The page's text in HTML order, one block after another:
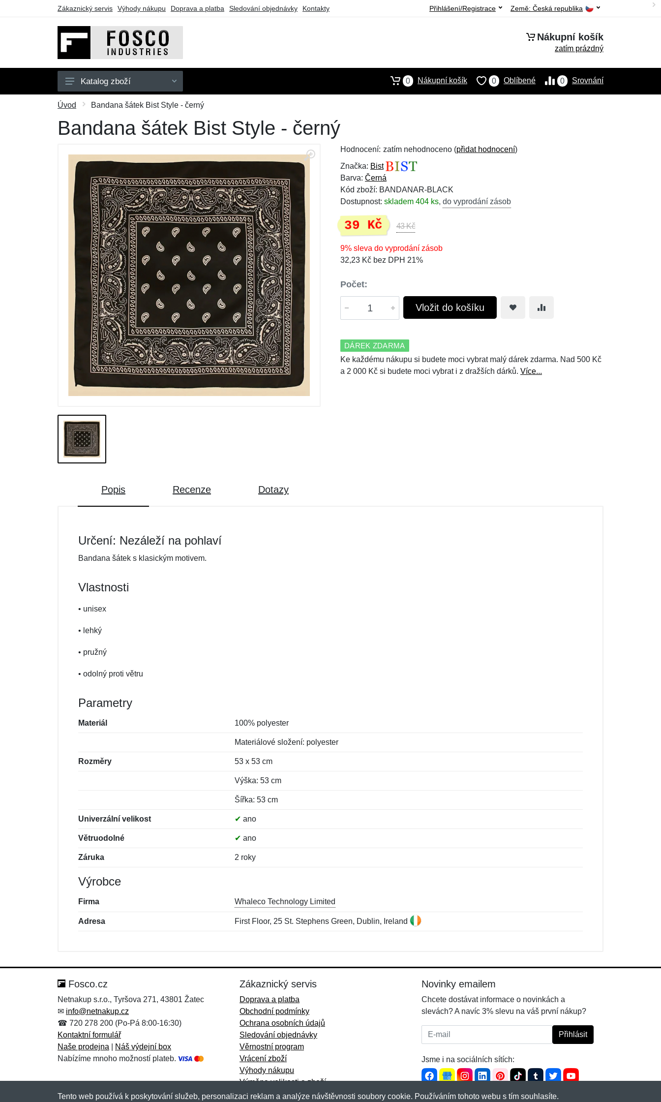
Zákaznický servis Výhody nákupu Doprava a platba Sledování objednávky Kontakty Země: Česká republika
Přihlášení/Registrace
Nákupní košík
zatím prázdný
Dětské
Doplňky
Batohy a tašky
Taktické vybavení
Dárkové poukazy
Výprodej
Katalog zboží 0 Srovnání
0 Oblíbené
0 Nákupní košík
Úvod Bandana šátek Bist Style - černý
Bandana šátek Bist Style - černý
Hodnocení: zatím nehodnoceno (přidat hodnocení)
Značka: Bist
Barva: Černá
Kód zboží: BANDANAR-BLACK
Dostupnost: skladem 404 ks, do vyprodání zásob
39 Kč 43 Kč
9% sleva do vyprodání zásob
32,23 Kč bez DPH 21%
Počet:
Vložit do košíku
DÁREK ZDARMA
Ke každému nákupu si budete moci vybrat malý dárek zdarma. Nad 500 Kč
a 2 000 Kč si budete moci vybrat i z dražších dárků. Více...
Popis Recenze Dotazy
Určení: Nezáleží na pohlaví
Bandana šátek s klasickým motivem.
Vlastnosti
• unisex
• lehký
• pružný
• odolný proti větru
Parametry
Materiál 100% polyester
Materiálové složení: polyester
Rozměry 53 x 53 cm
Výška: 53 cm
Šířka: 53 cm
Univerzální velikost ✔ ano
Větruodolné ✔ ano
Záruka 2 roky
Výrobce
Firma Whaleco Technology Limited
Adresa First Floor, 25 St. Stephens Green, Dublin, Ireland
Zpráva*
Zpráva*
Fosco.cz
Netnakup s.r.o., Tyršova 271, 43801 Žatec
✉ info@netnakup.cz
☎ 720 278 200 (Po-Pá 8:00-16:30)
Kontaktní formulář
Naše prodejna
Náš výdejní box
Nabízíme mnoho možností plateb.
Zákaznický servis
Doprava a platba
Obchodní podmínky
Ochrana osobních údajů
Sledování objednávky
Věrnostní program
Vrácení zboží
Výhody nákupu
Výměna velikosti a zboží
Více informací...
Novinky emailem
Chcete dostávat informace o novinkách a
slevách? A navíc 3% slevu na váš první nákup?
E-mail: Přihlásit
Jsme i na sociálních sítích:
Tento web používá k poskytování služeb, personalizaci reklam a analýze návštěvnosti soubory cookie. Používáním tohoto webu s tím souhlasíte.